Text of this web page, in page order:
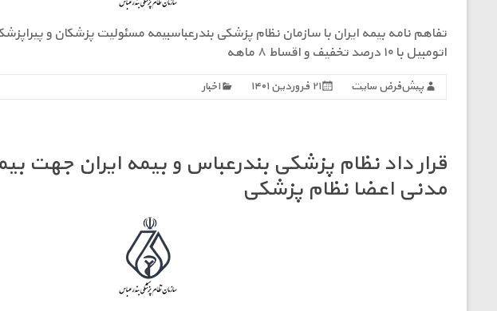
اتومبیل با ۱۰ درصد تخفیف و اقساط ۸ ماهه
پیش‌فرض سایت ۲۱ فروردین ۱۴۰۱ اخبار
قرار داد نظام پزشکی بندرعباس و بیمه ایران جهت
مدنی اعضا نظام پزشکی